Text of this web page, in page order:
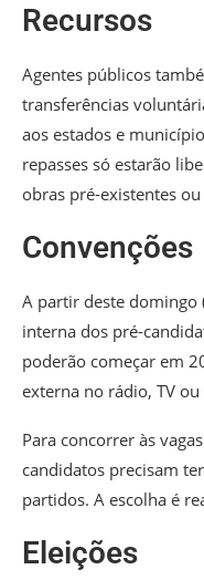
Recursos
Agentes públicos
transferências
aos estados e
repasses só estarão
obras pré-existentes
Convenções
A partir deste domingo
interna dos pré-
poderão começar em
externa no rádio, TV
Para concorrer às
candidatos precisam
partidos. A escolha é
Eleições